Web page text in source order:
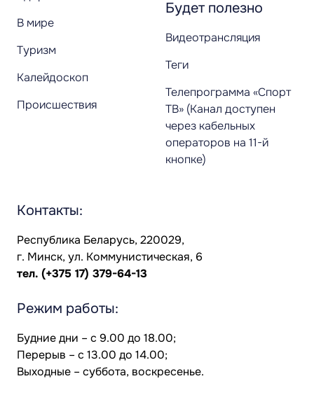
В мире
Туризм
Калейдоскоп
Происшествия
Будет полезно
Видеотрансляция
Теги
Телепрограмма «Спорт
ТВ» (Канал доступен
через кабельных
операторов на 11-й
кнопке)
Контакты:
Республика Беларусь, 220029,
г. Минск, ул. Коммунистическая, 6
тел. (+375 17) 379-64-13
Режим работы:
Будние дни – с 9.00 до 18.00;
Перерыв – с 13.00 до 14.00;
Выходные – суббота, воскресенье.